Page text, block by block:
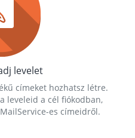
levelet
címeket hozhatsz létre.
leveleid a cél fiókodban,
es címeidről.